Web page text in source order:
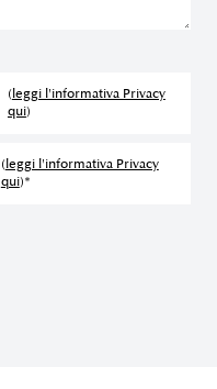
(leggi l'informativa Privacy
qui)
(leggi l'informativa Privacy
qui)*